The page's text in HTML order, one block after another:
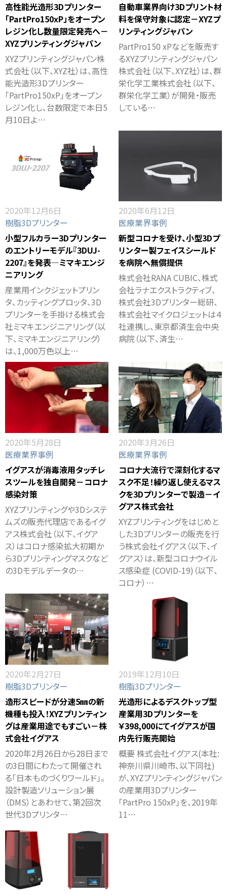
高性能光造形3Dプリンター
「PartPro150xP」をオープン
レジン化し数量限定発売へ－
XYZプリンティングジャパン
XYZプリンティングジャパン株
式会社（以下、XYZ社）は、高性
能光造形3Dプリンター
「PartPro150xP」をオープン
レジン化し、台数限定で本日5
月10日よ…
自動車業界向け3Dプリント材
料を保守対象に認定－XYZプ
リンティングジャパン
PartPro150 xPなどを販売す
るXYZプリンティングジャパン
株式会社（以下、XYZ社）は、群
栄化学工業株式会社（以下、
群栄化学工業）が開発・販売
している…
2020年12月6日
樹脂3Dプリンター
小型フルカラー3Dプリンター
のエントリーモデル『3DUJ-
2207』を発表―ミマキエンジ
ニアリング
産業⽤インクジェットプリン
タ、カッティングプロッタ、3D
プリンターを手掛ける株式会
社ミマキエンジニアリング（以
下、ミマキエンジニアリング）
は、1,000万色以上…
2020年6月12日
医療業界事例
新型コロナを受け、小型3Dプ
リンター製フェイスシールド
を病院へ無償提供
株式会社RANA CUBIC、株式
会社ラナエクストラクティブ、
株式会社3Dプリンター総研、
株式会社マイクロジェットは４
社連携し、東京都済生会中央
病院（以下、済生…
2020年5月28日
医療業界事例
イグアスが消毒液用タッチレ
スツールを独自開発－コロナ
感染対策
XYZプリンティングや3Dシステ
ムズの販売代理店であるイグ
アス株式会社（以下、イグア
ス）はコロナ感染拡大初期か
ら3Dプリンティングマスクなど
の3Dモデルデータの…
2020年3月26日
医療業界事例
コロナ大流行で深刻化するマ
スク不足！繰り返し使えるマス
クを3Dプリンターで製造－イ
グアス株式会社
XYZプリンティングをはじめと
した3Dプリンターの販売を行
う株式会社イグアス（以下、イ
グアス）は、新型コロナウイル
ス感染症 (COVID-19)（以下、
コロナ）…
2020年2月27日
樹脂3Dプリンター
造形スピードが分速5㎜の新
機種も投入！XYZプリンティン
グは産業用途でもすごい－株
式会社イグアス
2020年2月26日から28日まで
の3日間にわたって開催され
る「日本ものづくりワールド」。
設計製造ソリューション展
（DMS）とあわせて、第2回次
世代3Dプリンタ…
2019年12月10日
樹脂3Dプリンター
光造形によるデスクトップ型
産業用3Dプリンターを
￥398,000にてイグアスが国
内先行販売開始
概要 株式会社イグアス(本社:
神奈川県川崎市、以下同社)
が、XYZプリンティングジャパン
の産業用3Dプリンター
「PartPro 150xP」を、2019年
11…